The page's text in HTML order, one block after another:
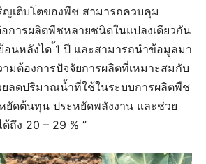
ญเติบโตของพืช สามารถควบคุม
การผลิตพืชหลายชนิดในแปลงเดียวกัน
นหลังได ้1 ปี และสามารถนำข้อมูลมา
มต้องการปัจจัยการผลิตที่เหมาะสมกับ
ลดปริมาณน้ำที่ใช้ในระบบการผลิตพืช
ยัดต้นทุน ประหยัดพลังงาน และช่วย
ถึง 20 – 29 % ”